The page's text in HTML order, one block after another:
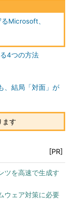
Microsoft、
4つの方法
、結局「対面」が
ます
[PR]
ツを高速で生成す
ウェア対策に必要